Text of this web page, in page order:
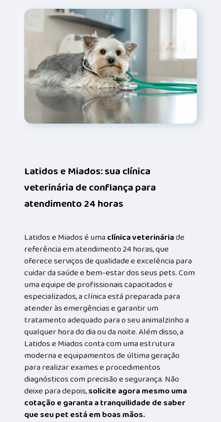
Latidos e Miados: sua clínica
veterinária de confiança para
atendimento 24 horas
Latidos e Miados é umaclínica veterináriade
referência em atendimento 24 horas, que
oferece serviços de qualidade e excelência para
cuidar da saúde e bem-estar dos seus pets. Com
uma equipe de profissionais capacitados e
especializados, a clínica está preparada para
atender às emergências e garantir um
tratamento adequado para o seu animalzinho a
qualquer hora do dia ou da noite. Além disso, a
Latidos e Miados conta com uma estrutura
moderna e equipamentos de última geração
para realizar exames e procedimentos
diagnósticos com precisão e segurança. Não
deixe para depois,solicite agora mesmo uma
cotação e garanta a tranquilidade de saber
que seu pet está em boas mãos.